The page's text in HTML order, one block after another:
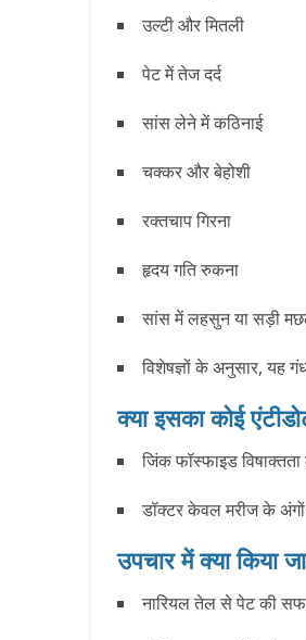
उल्टी और मितली
पेट में तेज दर्द
सांस लेने में कठिनाई
चक्कर और बेहोशी
रक्तचाप गिरना
हृदय गति रुकना
सांस में लहसुन या सड़ी
विशेषज्ञों के अनुसार, यह
क्या इसका कोई
जिंक फॉस्फाइड विषाक्तता
डॉक्टर केवल मरीज के
उपचार में क्या किया
नारियल तेल से पेट की